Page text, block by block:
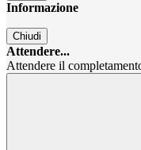
Informazione
Chiudi
Attendere...
Attendere il